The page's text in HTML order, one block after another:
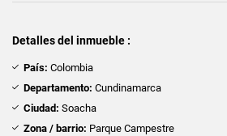
Detalles del inmueble :
País: Colombia
Departamento: Cundinamarca
Ciudad: Soacha
Zona / barrio: Parque Campestre